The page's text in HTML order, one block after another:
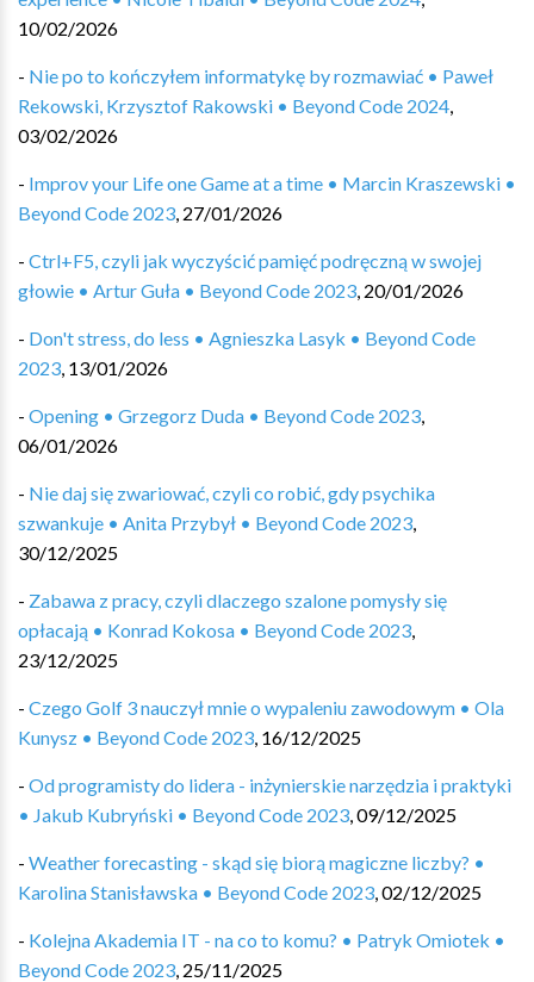
10/02/2026
- Nie po to kończyłem informatykę by rozmawiać • Paweł
Rekowski, Krzysztof Rakowski • Beyond Code 2024,
03/02/2026
- Improv your Life one Game at a time • Marcin Kraszewski •
Beyond Code 2023, 27/01/2026
- Ctrl+F5, czyli jak wyczyścić pamięć podręczną w swojej
głowie • Artur Guła • Beyond Code 2023, 20/01/2026
- Don't stress, do less • Agnieszka Lasyk • Beyond Code
2023, 13/01/2026
- Opening • Grzegorz Duda • Beyond Code 2023,
06/01/2026
- Nie daj się zwariować, czyli co robić, gdy psychika
szwankuje • Anita Przybył • Beyond Code 2023,
30/12/2025
- Zabawa z pracy, czyli dlaczego szalone pomysły się
opłacają • Konrad Kokosa • Beyond Code 2023,
23/12/2025
- Czego Golf 3 nauczył mnie o wypaleniu zawodowym • Ola
Kunysz • Beyond Code 2023, 16/12/2025
- Od programisty do lidera - inżynierskie narzędzia i praktyki
• Jakub Kubryński • Beyond Code 2023,09/12/2025
- Weather forecasting - skąd się biorą magiczne liczby? •
Karolina Stanisławska • Beyond Code 2023,02/12/2025
- Kolejna Akademia IT - na co to komu? • Patryk Omiotek •
Beyond Code 2023, 25/11/2025